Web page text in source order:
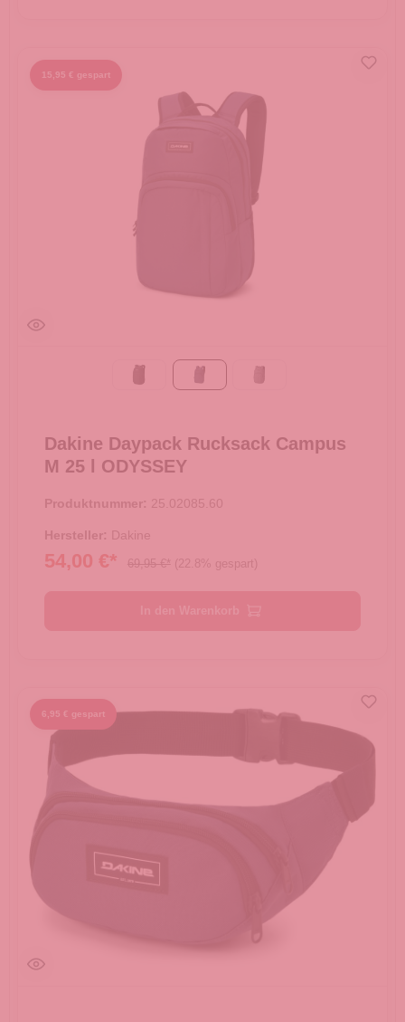
15,95 € gespart
Black ODYSSEYcarbon
Dakine Daypack Rucksack Campus
M 25 l ODYSSEY
Produktnummer: 25.02085.60
Hersteller: Dakine
54,00 €* 69,95 €* (22.8% gespart)
6,95 € gespart